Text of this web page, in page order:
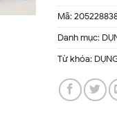
Mã:
Danh mục:
Từ khóa: